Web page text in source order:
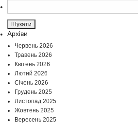
Архіви
Червень 2026
Травень 2026
Квітень 2026
Лютий 2026
Січень 2026
Грудень 2025
Листопад 2025
Жовтень 2025
Вересень 2025